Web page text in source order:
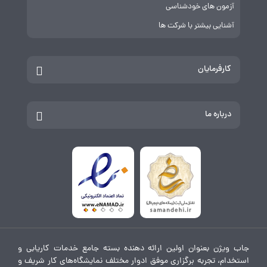
آزمون های خودشناسی
آشنایی بیشتر با شرکت ها
کارفرمایان
درباره ما
جاب ویژن بعنوان اولین ارائه دهنده بسته جامع خدمات کاریابی و
استخدام، تجربه برگزاری موفق ادوار مختلف نمایشگاه‌های کار شریف و